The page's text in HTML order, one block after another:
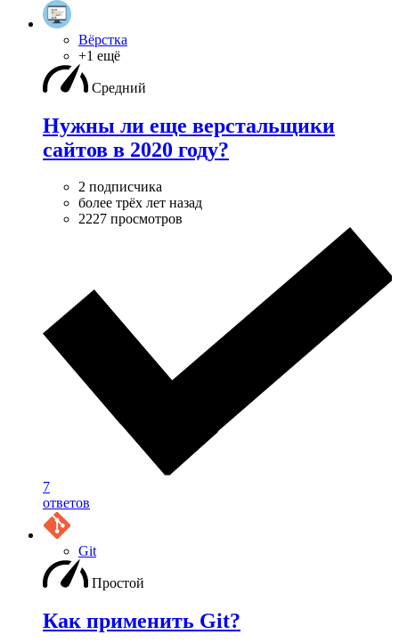
Вёрстка
+1 ещё
Средний
Нужны ли еще верстальщики
сайтов в 2020 году?
2 подписчика
более трёх лет назад
2227 просмотров
7
ответов
Git
Простой
Как применить Git?